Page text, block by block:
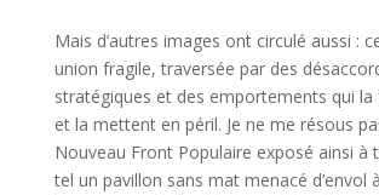
Mais d’autres images ont circulé aussi :
union fragile, traversée par des
stratégiques et des emportements qui
et la mettent en péril. Je ne me résous
Nouveau Front Populaire exposé ainsi à
tel un pavillon sans mat menacé d’envol